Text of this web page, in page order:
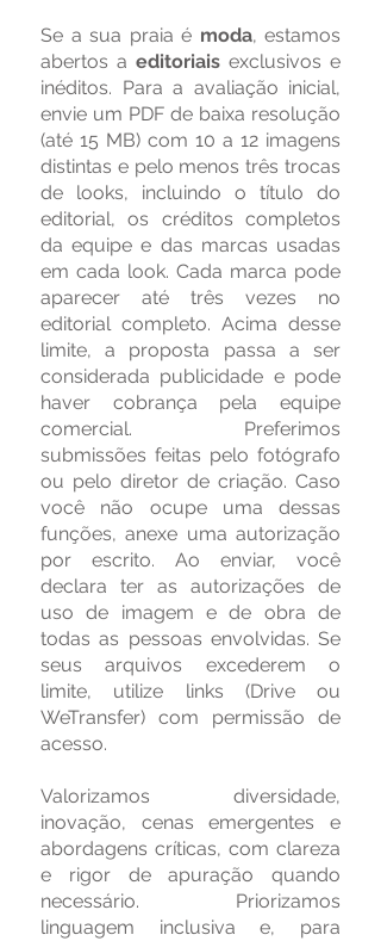
Se a sua praia é moda, estamos
abertos a editoriais exclusivos e
inéditos. Para a avaliação inicial,
envie um PDF de baixa resolução
(até 15 MB) com 10 a 12 imagens
distintas e pelo menos três trocas
de looks, incluindo o título do
editorial, os créditos completos
da equipe e das marcas usadas
em cada look. Cada marca pode
aparecer até três vezes no
editorial completo. Acima desse
limite, a proposta passa a ser
considerada publicidade e pode
haver cobrança pela equipe
comercial. Preferimos
submissões feitas pelo fotógrafo
ou pelo diretor de criação. Caso
você não ocupe uma dessas
funções, anexe uma autorização
por escrito. Ao enviar, você
declara ter as autorizações de
uso de imagem e de obra de
todas as pessoas envolvidas. Se
seus arquivos excederem o
limite, utilize links (Drive ou
WeTransfer) com permissão de
acesso.
Valorizamos diversidade,
inovação, cenas emergentes e
abordagens críticas, com clareza
e rigor de apuração quando
necessário. Priorizamos
linguagem inclusiva e, para